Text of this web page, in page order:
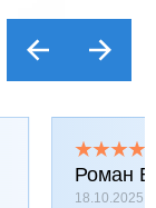
Роман
18.10.2025